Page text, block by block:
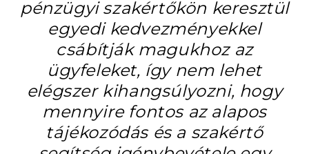
pénzügyi szakértőkön keresztül
egyedi kedvezményekkel
csábítják magukhoz az
ügyfeleket, így nem lehet
elégszer kihangsúlyozni, hogy
mennyire fontos az alapos
tájékozódás és a szakértő